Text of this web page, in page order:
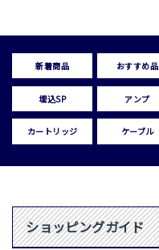
新着商品 おすすめ品
埋込SP アンプ
カートリッジ ケーブル
ショッピングガイド